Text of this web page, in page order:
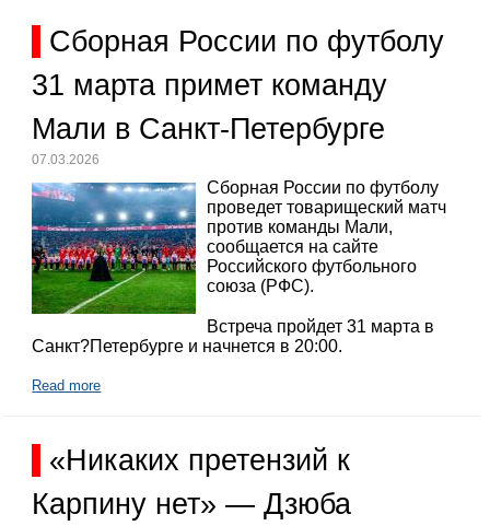
Сборная России по футболу
31 марта примет команду
Мали в Санкт-Петербурге
07.03.2026
Сборная России по футболу
проведет товарищеский матч
против команды Мали,
сообщается на сайте
Российского футбольного
союза (РФС).
Встреча пройдет 31 марта в
Санкт?Петербурге и начнется в 20:00.
Read more
«Никаких претензий к
Карпину нет» — Дзюба